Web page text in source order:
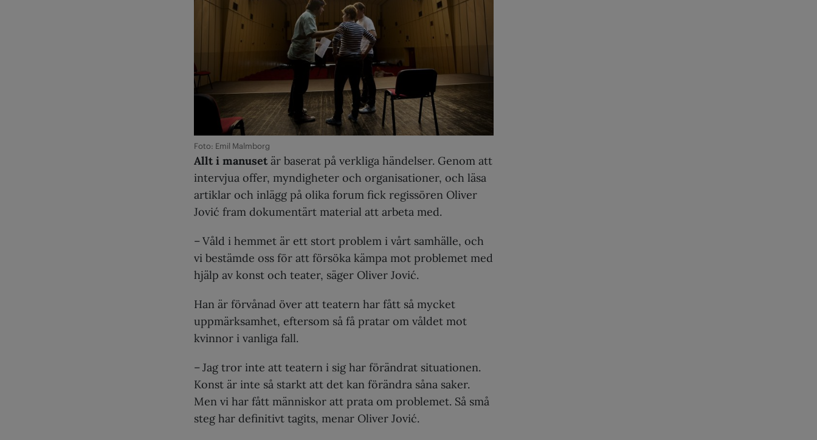
Foto: Emil Malmborg
Allt i manusetär baserat på verkliga händelser. Genom att
intervjua offer, myndigheter och organisationer, och läsa
artiklar och inlägg på olika forum fick regissören Oliver
Jović fram dokumentärt material att arbeta med.
– Våld i hemmet är ett stort problem i vårt samhälle, och
vi bestämde oss för att försöka kämpa mot problemet med
hjälp av konst och teater, säger Oliver Jović.
Han är förvånad över att teatern har fått så mycket
uppmärksamhet, eftersom så få pratar om våldet mot
kvinnor i vanliga fall.
– Jag tror inte att teatern i sig har förändrat situationen.
Konst är inte så starkt att det kan förändra såna saker.
Men vi har fått människor att prata om problemet. Så små
steg har definitivt tagits, menar Oliver Jović.